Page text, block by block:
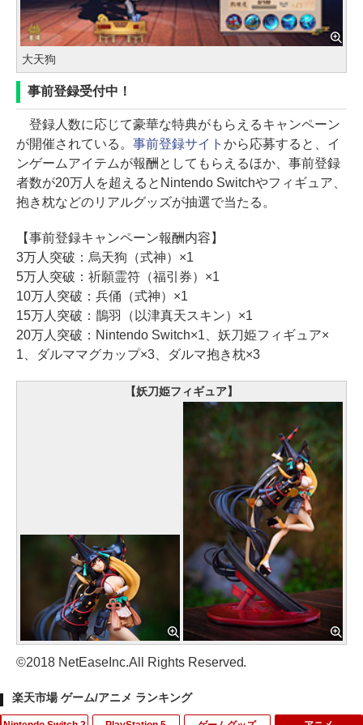
大天狗
事前登録受付中！
登録人数に応じて豪華な特典がもらえるキャンペーン
が開催されている。 事前登録サイト から応募すると、イ
ンゲームアイテムが報酬としてもらえるほか、事前登録
者数が20万人を超えるとNintendo Switchやフィギュア、
抱き枕などのリアルグッズが抽選で当たる。
【事前登録キャンペーン報酬内容】
3万人突破：烏天狗（式神）×1
5万人突破：祈願霊符（福引券）×1
10万人突破：兵俑（式神）×1
15万人突破：鵲羽（以津真天スキン）×1
20万人突破：Nintendo Switch×1、妖刀姫フィギュア×
1、ダルママグカップ×3、ダルマ抱き枕×3
【妖刀姫フィギュア】
©2018 NetEaseInc.All Rights Reserved.
楽天市場 ゲーム/アニメ ランキング